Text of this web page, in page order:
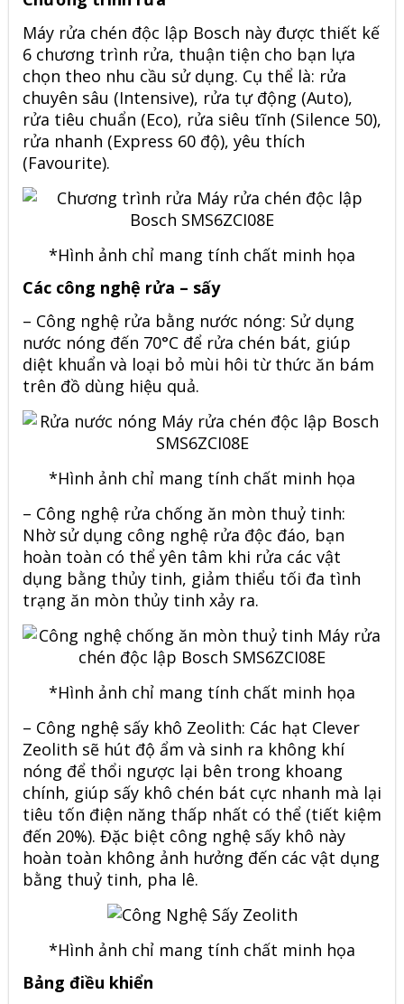
Máy rửa chén độc lập Bosch này được thiết kế
6 chương trình rửa, thuận tiện cho bạn lựa
chọn theo nhu cầu sử dụng. Cụ thể là: rửa
chuyên sâu (Intensive), rửa tự động (Auto),
rửa tiêu chuẩn (Eco), rửa siêu tĩnh (Silence 50),
rửa nhanh (Express 60 độ), yêu thích
(Favourite).
*Hình ảnh chỉ mang tính chất minh họa
Các công nghệ rửa – sấy
– Công nghệ rửa bằng nước nóng: Sử dụng
nước nóng đến 70°C để rửa chén bát, giúp
diệt khuẩn và loại bỏ mùi hôi từ thức ăn bám
trên đồ dùng hiệu quả.
*Hình ảnh chỉ mang tính chất minh họa
– Công nghệ rửa chống ăn mòn thuỷ tinh:
Nhờ sử dụng công nghệ rửa độc đáo, bạn
hoàn toàn có thể yên tâm khi rửa các vật
dụng bằng thủy tinh, giảm thiểu tối đa tình
trạng ăn mòn thủy tinh xảy ra.
*Hình ảnh chỉ mang tính chất minh họa
– Công nghệ sấy khô Zeolith: Các hạt Clever
Zeolith sẽ hút độ ẩm và sinh ra không khí
nóng để thổi ngược lại bên trong khoang
chính, giúp sấy khô chén bát cực nhanh mà lại
tiêu tốn điện năng thấp nhất có thể (tiết kiệm
đến 20%). Đặc biệt công nghệ sấy khô này
hoàn toàn không ảnh hưởng đến các vật dụng
bằng thuỷ tinh, pha lê.
*Hình ảnh chỉ mang tính chất minh họa
Bảng điều khiển